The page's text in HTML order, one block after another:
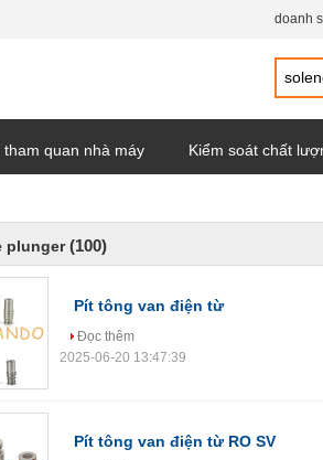
doanh
tham quan nhà máy Kiểm soát chất
plunger (100)
Pít tông van điện từ
Đọc thêm
2025-06-20 13:47:39
Pít tông van điện từ RO SV